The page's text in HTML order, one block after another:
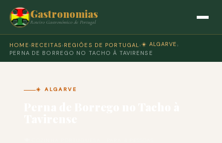
Gastronomias
Roteiro Gastronómico de Portugal
HOME › RECEITAS › REGIÕES DE PORTUGAL › ☀️ ALGARVE ›
PERNA DE BORREGO NO TACHO À TAVIRENSE
☀️ ALGARVE